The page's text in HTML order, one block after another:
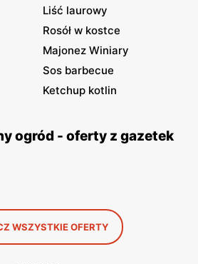
Liść laurowy
Rosół w kostce
Majonez Winiary
Sos barbecue
Ketchup kotlin
ogród - oferty z gazetek
WSZYSTKIE OFERTY